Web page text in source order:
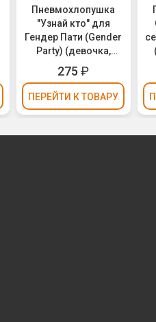
Пневмохлопушка
"Узнай кто" для
Гендер Пати (Gender
Party) (девочка,
розовое бумажное
конфетти) 30см
275 ₽
ПЕРЕЙТИ К ТОВАРУ